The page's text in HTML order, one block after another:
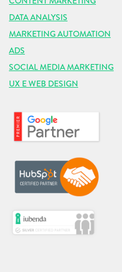
DATA ANALYSIS
MARKETING AUTOMATION
ADS
SOCIAL MEDIA MARKETING
UX E WEB DESIGN